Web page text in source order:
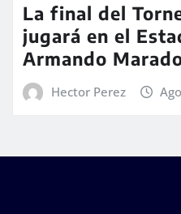
La final del
jugará en el
Armando
Hector Perez